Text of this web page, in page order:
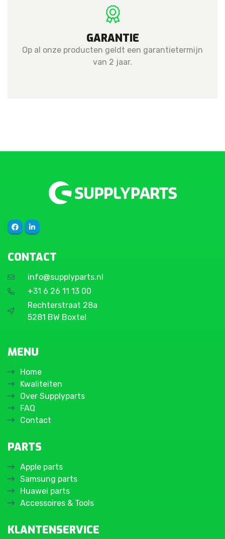
GARANTIE
Op al onze producten geldt een garantietermijn
van 2 jaar.
CONTACT
info@supplyparts.nl
+31 6 26 11 13 00
Rechterstraat 28a
5281 BW Boxtel
MENU
Home
Kwaliteiten
Over Supplyparts
FAQ
Contact
PARTS
Apple parts
Samsung parts
Huawei parts
Accessoires & Tools
KLANTENSERVICE